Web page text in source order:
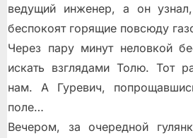
ведущий инженер, а он
беспокоят горящие повсюду
Через пару минут неловкой
искать взглядами Толю. Тот
нам. А Гуревич,
поле…
Вечером, за очередной